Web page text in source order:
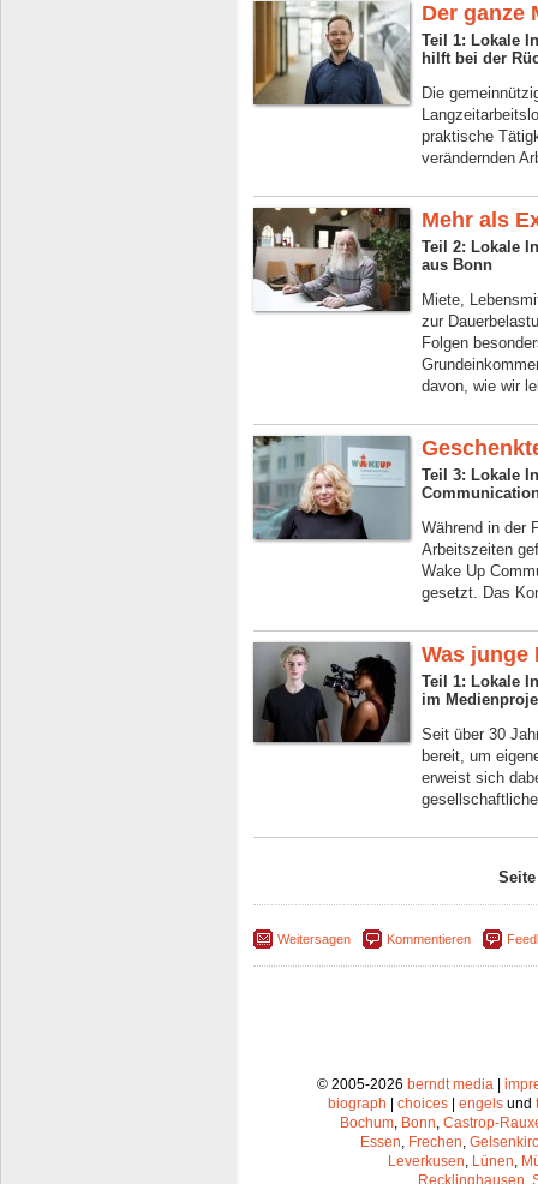
Der ganze
Teil 1: Lokale
hilft bei der
Die
praktische
verändernden
Mehr als
Teil 2: Lokale
aus Bonn
Miete,
zur
Folgen
davon, wie wir
Teil 3: Lokale
Während in der
Arbeitszeiten
Wake Up
gesetzt. Das
Was junge
Teil 1: Lokale
im
Seit über 30
bereit, um
erweist sich
Weitersagen Kommentieren
© 2005-2026 berndt media|
biograph
choices engels und
Bochum, Bonn, Castrop-
Essen, Frechen,
Leverkusen, Lünen,
Recklinghausen